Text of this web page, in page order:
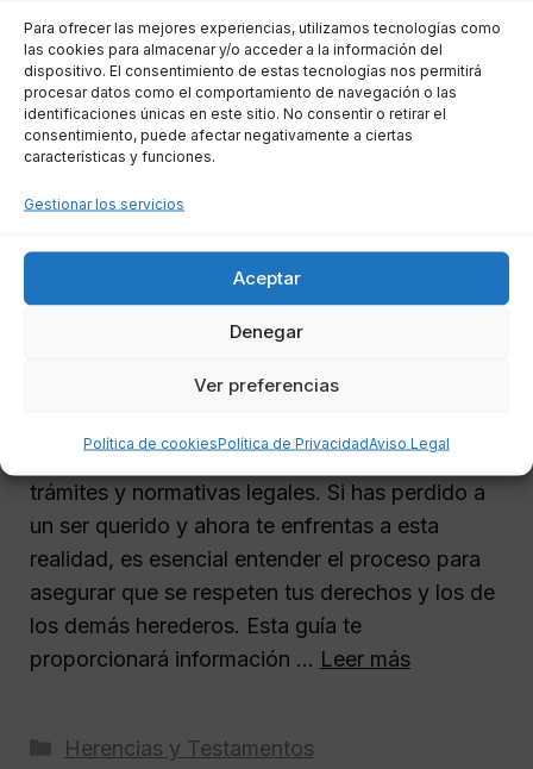
Para ofrecer las mejores experiencias, utilizamos tecnologías como
las cookies para almacenar y/o acceder a la información del
dispositivo. El consentimiento de estas tecnologías nos permitirá
procesar datos como el comportamiento de navegación o las
identificaciones únicas en este sitio. No consentir o retirar el
consentimiento, puede afectar negativamente a ciertas
características y funciones.
Gestionar los servicios
Aceptar
Denegar
Ver preferencias
Política de cookiesPolítica de PrivacidadAviso Legal
testamento en Zaragoza
fácilmente
puede convertirse en un laberinto confuso de
trámites y normativas legales. Si has perdido a
un ser querido y ahora te enfrentas a esta
realidad, es esencial entender el proceso para
asegurar que se respeten tus derechos y los de
los demás herederos. Esta guía te
proporcionará información … Leer más
Categorías
Herencias y Testamentos